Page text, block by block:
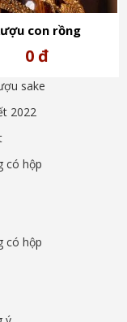
con rồng
Cognac Hors
Rượu tết 2024
0 đ
sake
2022
có hộp
có hộp